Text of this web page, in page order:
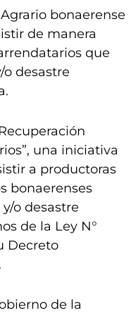
bonaerense
de manera
que
desastre
una iniciativa
a productoras
bonaerenses
o desastre
de la Ley N°
Decreto
de la